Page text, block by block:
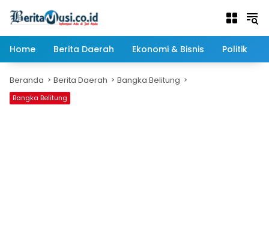
Home
Berita Daerah Ekonomi & Bisnis Politik
Beranda Berita Daerah Bangka Belitung
Bangka Belitung